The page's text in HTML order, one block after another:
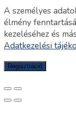
A személyes
élmény
kezeléséhez és
Adatkezelési
Regisztráció